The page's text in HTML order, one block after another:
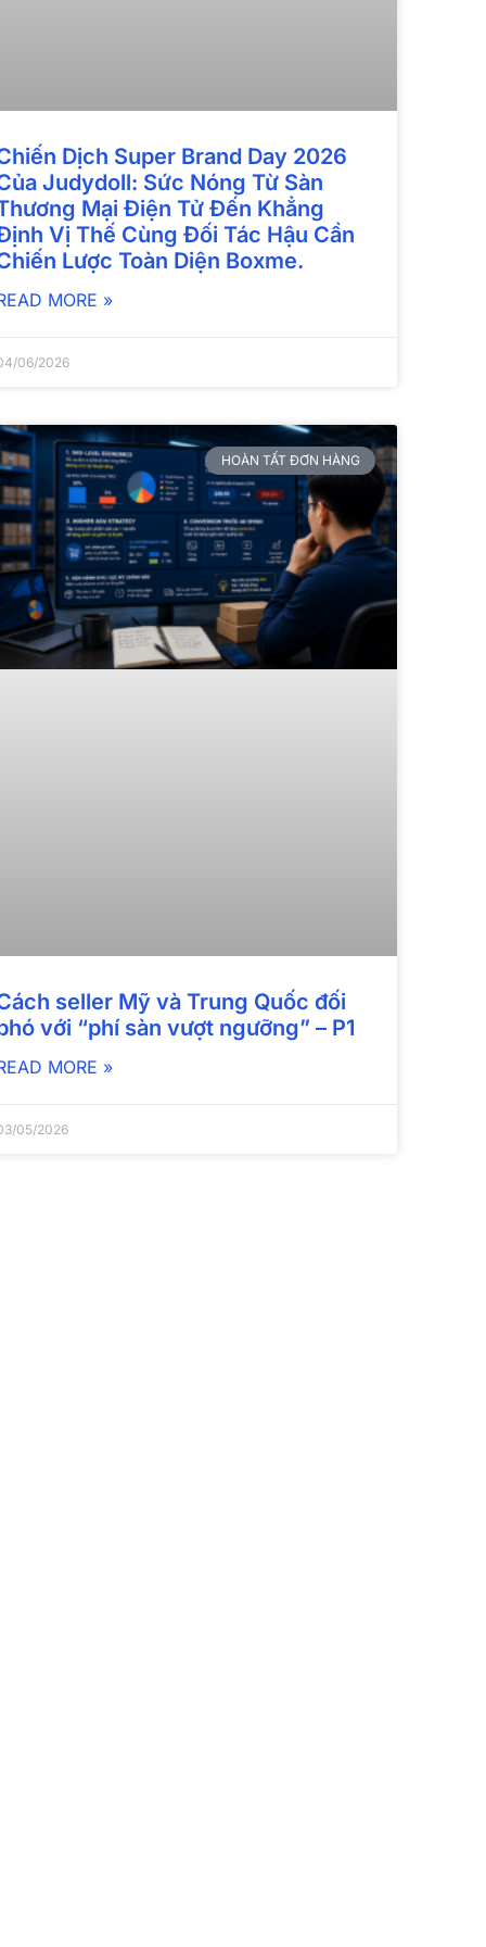
Dịch Super Brand Day 2026
Judydoll: Sức Nóng Từ Sàn
Mại Điện Tử Đến Khẳng
Vị Thế Cùng Đối Tác Hậu Cần
Lược Toàn Diện Boxme.
MORE »
06/2026
HOÀN TẤT ĐƠN HÀNG
seller Mỹ và Trung Quốc đối
với “phí sàn vượt ngưỡng” – P1
MORE »
05/2026